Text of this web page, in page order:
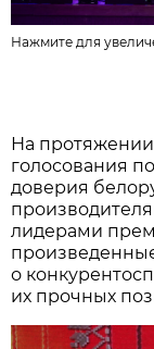
Нажмите для
На протяжении
голосования
доверия
лидерами
о
их прочных